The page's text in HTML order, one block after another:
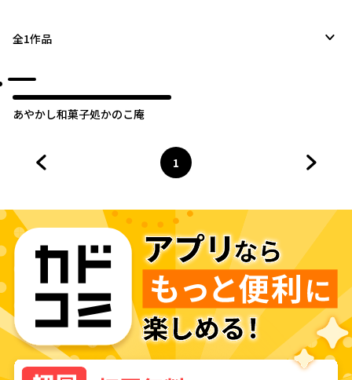
全1作品
あやかし和菓子処かのこ庵
ページ
1
へ